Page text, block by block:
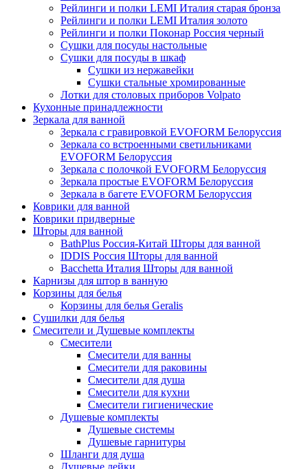
Рейлинги и полки LEMI Италия старая бронза
Рейлинги и полки LEMI Италия золото
Рейлинги и полки Поконар Россия черный
Сушки для посуды настольные
Сушки для посуды в шкаф
Сушки из нержавейки
Сушки стальные хромированные
Лотки для столовых приборов Volpato
Кухонные принадлежности
Зеркала для ванной
Зеркала с гравировкой EVOFORM Белоруссия
Зеркала со встроенными светильниками
EVOFORM Белоруссия
Зеркала с полочкой EVOFORM Белоруссия
Зеркала простые EVOFORM Белоруссия
Зеркала в багете EVOFORM Белоруссия
Коврики для ванной
Коврики придверные
Шторы для ванной
BathPlus Россия-Китай Шторы для ванной
IDDIS Россия Шторы для ванной
Bacchetta Италия Шторы для ванной
Карнизы для штор в ванную
Корзины для белья
Корзины для белья Geralis
Сушилки для белья
Смесители и Душевые комплекты
Смесители
Смесители для ванны
Смесители для раковины
Смесители для душа
Смесители для кухни
Смесители гигиенические
Душевые комплекты
Душевые системы
Душевые гарнитуры
Шланги для душа
Душевые лейки